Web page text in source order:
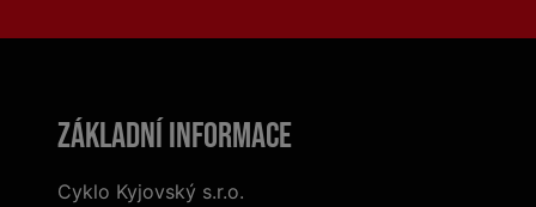
Základní informace
Cyklo Kyjovský s.r.o.